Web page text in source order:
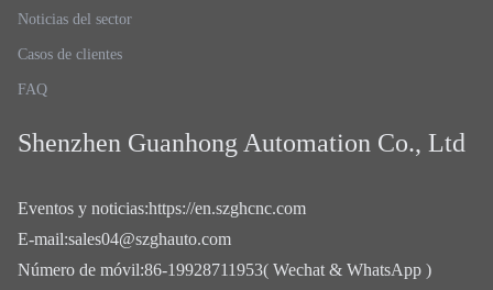
Noticias del sector
Casos de clientes
FAQ
Shenzhen Guanhong Automation Co., Ltd
Eventos y noticias:https://en.szghcnc.com
E-mail:sales04@szghauto.com
Número de móvil:86-19928711953( Wechat & WhatsApp )